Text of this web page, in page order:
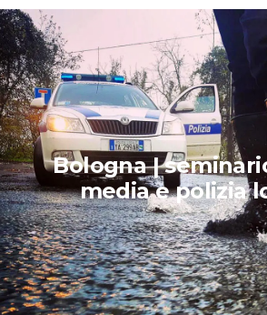
Bologna |
media e polizia